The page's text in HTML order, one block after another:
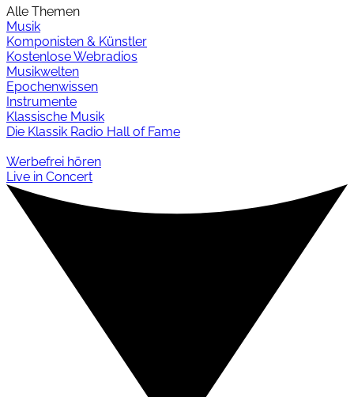
Alle Themen
Musik
Komponisten & Künstler
Kostenlose Webradios
Musikwelten
Epochenwissen
Instrumente
Klassische Musik
Die Klassik Radio Hall of Fame
Werbefrei hören
Live in Concert